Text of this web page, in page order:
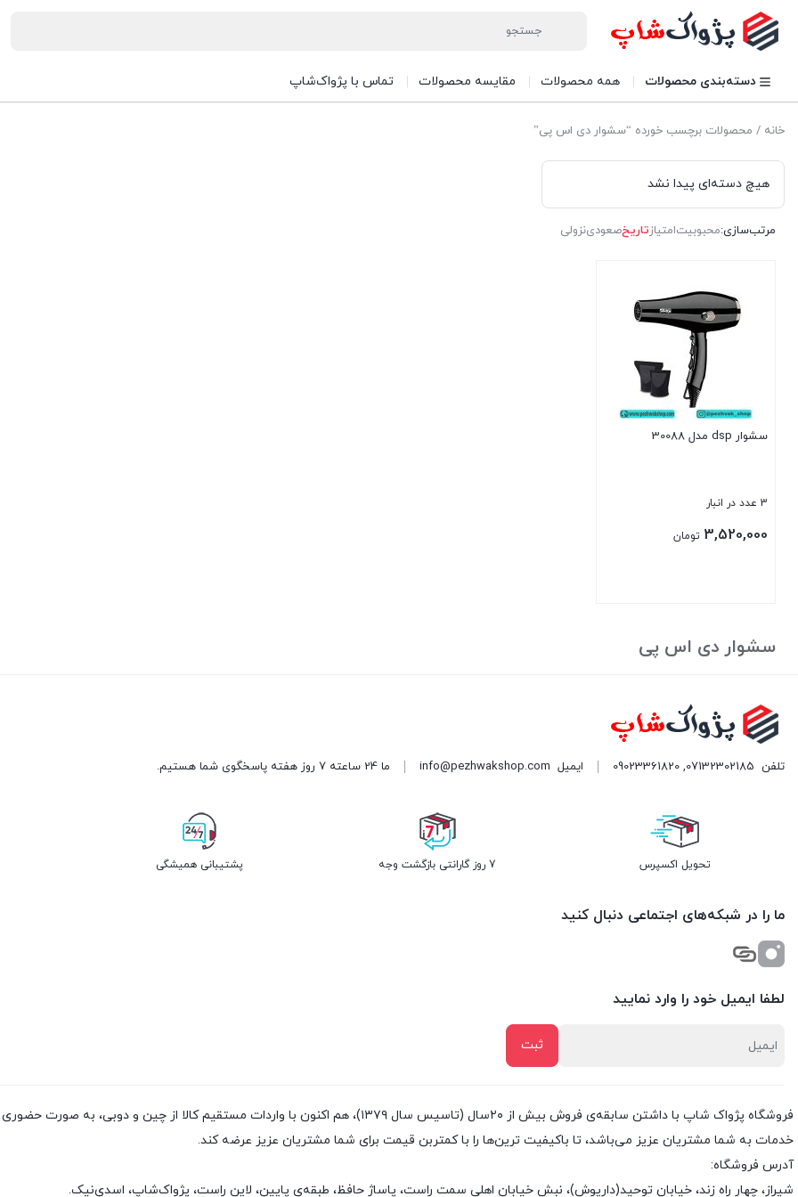
دسته‌بندی محصولات همه محصولات مقایسه محصولات تماس با پژواک‌شاپ
خانه / محصولات برچسب خورده “سشوار دی اس پی”
هیچ دسته‌ای پیدا نشد
مرتب‌سازی:محبوبیتامتیازتاریخصعودینزولی
سشوار dsp مدل 30088
3 عدد در انبار
3,520,000 تومان
سشوار دی اس پی
تلفن 07132302185
,
09023361820 ایمیل info@pezhwakshop.com ما 24 ساعته 7 روز هفته پاسخگوی شما هستیم.
تحویل اکسپرس 7 روز گارانتی بازگشت وجه پشتیبانی همیشگی
ما را در شبکه‌های اجتماعی دنبال کنید
لطفا ایمیل خود را وارد نمایید
فروشگاه پژواک شاپ با داشتن سابقه‌ی فروش بیش از ۲۰سال (تاسیس سال ۱۳۷۹)، هم اکنون با واردات
خدمات به شما مشتریان عزیز می‌باشد، تا باکیفیت ترین‌ها را با کمتربن قیمت برای شما مشتریان عزیز عرضه کند.
آدرس فروشگاه:
شیراز، چهار راه زند، خیابان توحید(داریوش)، نبش خیابان اهلی سمت راست، پاساژ حافظ، طبقه‌ی پایین، لاین راست، پژواک‌شاپ، اسدی‌نیک.